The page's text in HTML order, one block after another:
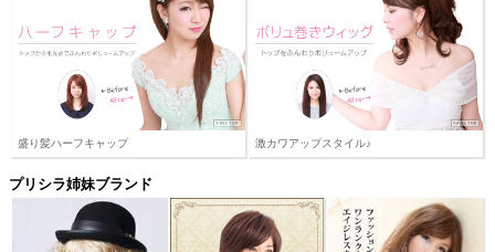
盛り髪ハーフキャップ 激カワアップスタイル♪
プリシラ姉妹ブランド